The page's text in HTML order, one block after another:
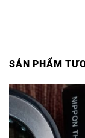
SẢN PHẨM